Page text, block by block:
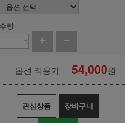
수량
옵션 적용가 54,000원
관심상품 장바구니